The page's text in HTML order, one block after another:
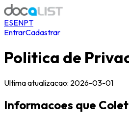
ESENPT
EntrarCadastrar
Politica de
Ultima atualizacao: 2026-03-01
Informacoes que